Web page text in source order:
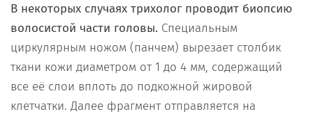
В некоторых случаях трихолог проводит биопсию
волосистой части головы. Специальным
циркулярным ножом (панчем) вырезает столбик
ткани кожи диаметром от 1 до 4 мм, содержащий
все её слои вплоть до подкожной жировой
клетчатки. Далее фрагмент отправляется на